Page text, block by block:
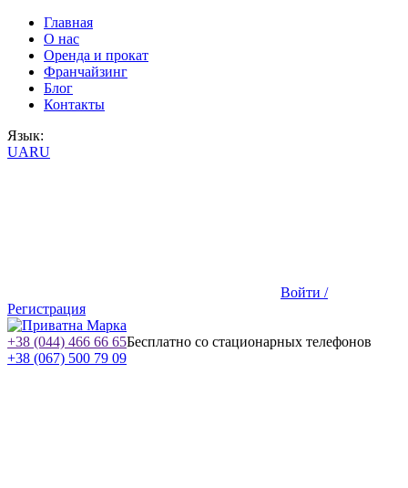
Главная
О нас
Оренда и прокат
Франчайзинг
Блог
Контакты
Язык:
UARU
Войти /
Регистрация
+38 (044) 466 66 65Бесплатно со стационарных телефонов
+38 (067) 500 79 09